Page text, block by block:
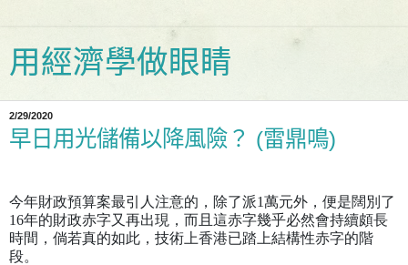
用經濟學做眼睛
2/29/2020
早日用光儲備以降風險？ (雷鼎鳴)
今年財政預算案最引人注意的，除了派1萬元外，便是闊別了
16年的財政赤字又再出現，而且這赤字幾乎必然會持續頗長
時間，倘若真的如此，技術上香港已踏上結構性赤字的階
段。